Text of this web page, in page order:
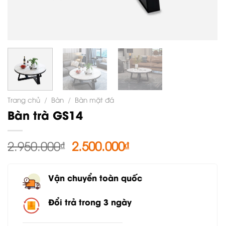
Trang chủ / Bàn / Bàn mặt đá
Bàn trà GS14
2.950.000₫ Giá
gốc
2.950.000₫.
2.500.000₫Giá
là:
Vận chuyển toàn quốc
Đổi trả trong 3 ngày